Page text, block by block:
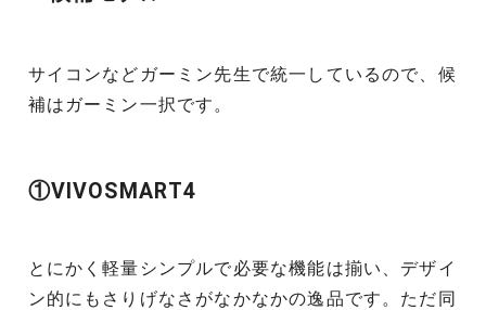
サイコンなどガーミン先生で統一しているので、候
補はガーミン一択です。
①VIVOSMART4
とにかく軽量シンプルで必要な機能は揃い、デザイ
ン的にもさりげなさがなかなかの逸品です。ただ同